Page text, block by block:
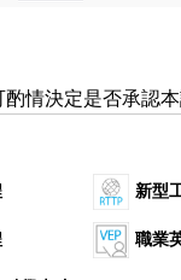
情決定是否承認
新型
職業